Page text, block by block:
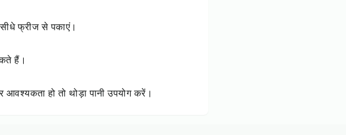
फ्रीज से पकाएं।
हैं।
हो तो थोड़ा पानी उपयोग करें।